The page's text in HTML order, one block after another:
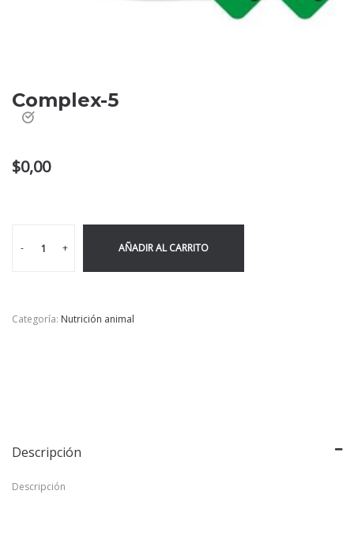
Complex-5
$0,00
- + AÑADIR AL CARRITO
Categoría: Nutrición animal
Descripción
Descripción